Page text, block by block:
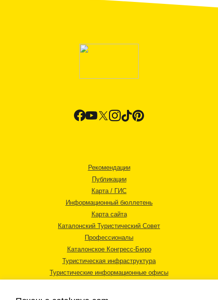
Рекомендации
Публикации
Карта / ГИС
Информационный бюллетень
Карта сайта
Каталонский Туристический Совет
Профессионалы
Каталонское Конгресс-Бюро
Туристическая инфраструктура
Туристические информационные офисы